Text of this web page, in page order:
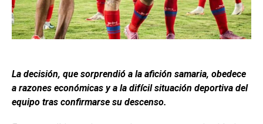
La decisión, que sorprendió a la afición samaria, obedece
a razones económicas y a la difícil situación deportiva del
equipo tras confirmarse su descenso.